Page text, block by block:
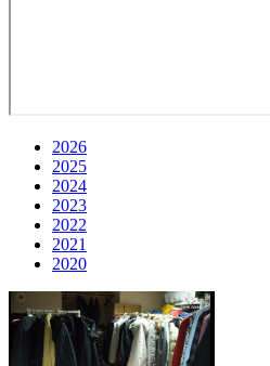
2026
2025
2024
2023
2022
2021
2020